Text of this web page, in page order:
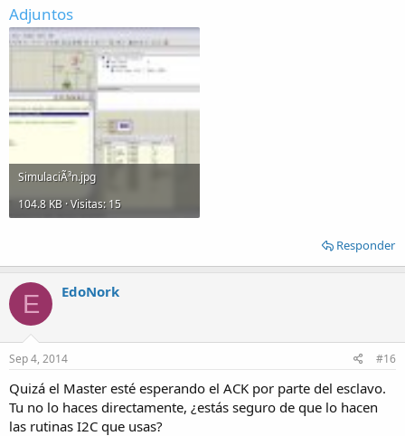
Adjuntos
SimulaciÃ³n.jpg
104.8 KB · Visitas: 15
Responder
E EdoNork
Sep 4, 2014 #16
Quizá el Master esté esperando el ACK por parte del esclavo.
Tu no lo haces directamente, ¿estás seguro de que lo hacen
las rutinas I2C que usas?